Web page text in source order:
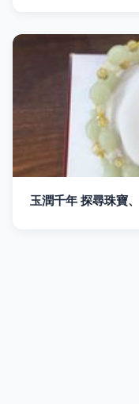
玉潤千年 探尋珠寶